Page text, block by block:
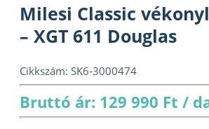
Milesi Classic
– XGT 611 Douglas
Cikkszám: SK6-3000474
Bruttó ár: 129 990 Ft /